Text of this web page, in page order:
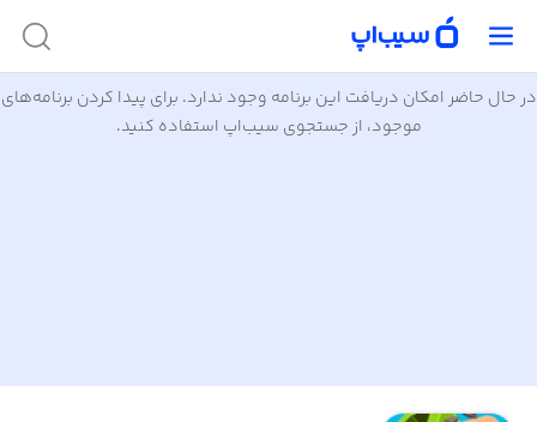
در حال حاضر امکان دریافت این برنامه وجود ندارد. برای پیدا کردن برنامه‌های
موجود، از جستجوی سیب‌اپ استفاده کنید.